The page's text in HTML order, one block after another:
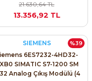
Unified Runtime Yazılımları
21.630,64 TL
13.356,92 TL
%39
SIEMENS
6ES7232-4HD32-
SIMATIC S7-1200 SM
Analog Çıkış Modülü (4